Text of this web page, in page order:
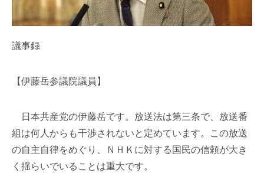
議事録
【伊藤岳参議院議員】
日本共産党の伊藤岳です。放送法は第三条で、放送番
組は何人からも干渉されないと定めています。この放送
の自主自律をめぐり、ＮＨＫに対する国民の信頼が大き
く揺らいでいることは重大です。